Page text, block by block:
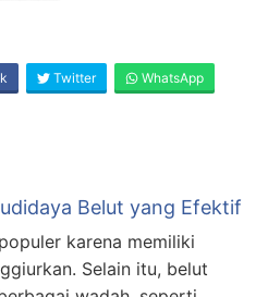
Twitter WhatsApp
Belut yang Efektif
karena memiliki
Selain itu, belut